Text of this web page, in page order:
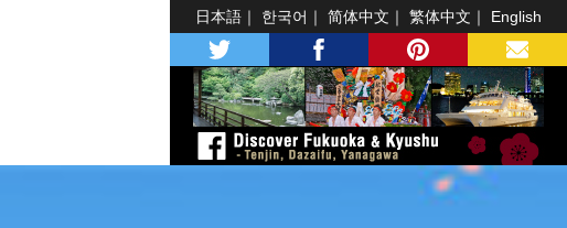
日本語 한국어 简体中文 繁体中文 English
twitter facebook pinterest MAIL